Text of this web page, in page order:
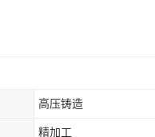
高压铸造
精加工